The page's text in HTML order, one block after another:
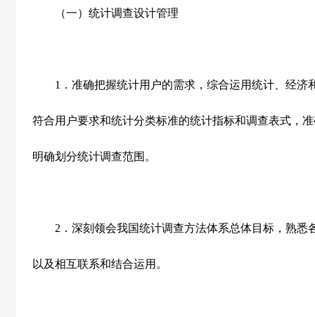
（一）统计调查设计管理
1 ．准确把握统计用户的需求，综合运用统计、经
符合用户要求和统计分类标准的统计指标和调查表式，
明确划分统计调查范围。
2 ．深刻领会我国统计调查方法体系总体目标，熟
以及相互联系和结合运用。